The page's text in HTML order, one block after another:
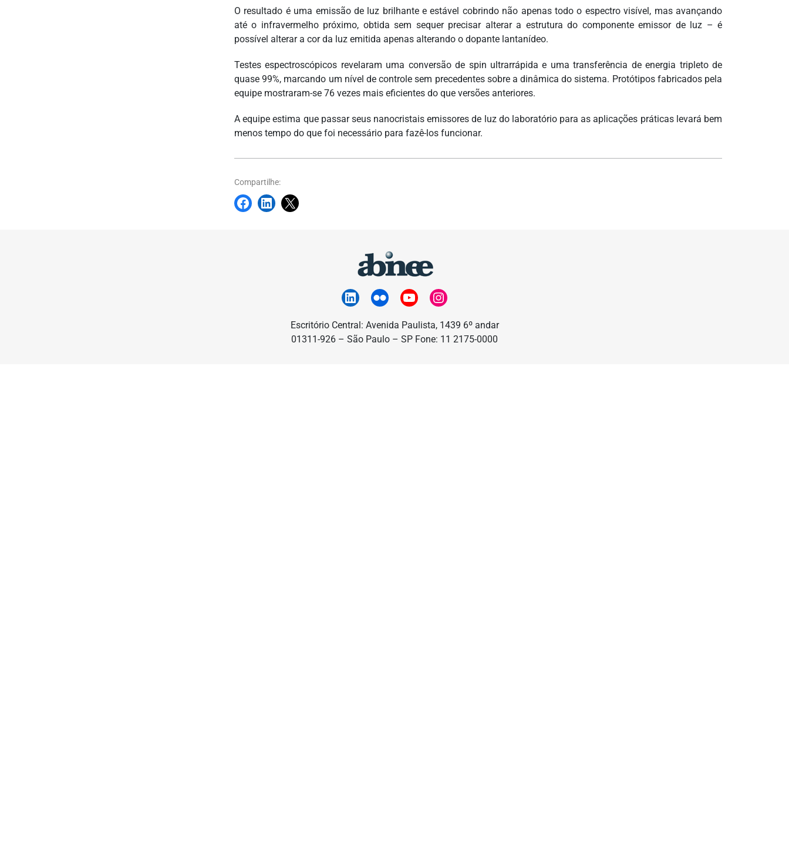
O resultado é uma emissão de luz brilhante e estável cobrindo não apenas todo o espectro visível, mas avançando
até o infravermelho próximo, obtida sem sequer precisar alterar a estrutura do componente emissor de luz – é
possível alterar a cor da luz emitida apenas alterando o dopante lantanídeo.
Testes espectroscópicos revelaram uma conversão de spin ultrarrápida e uma transferência de energia tripleto de
quase 99%, marcando um nível de controle sem precedentes sobre a dinâmica do sistema. Protótipos fabricados pela
equipe mostraram-se 76 vezes mais eficientes do que versões anteriores.
A equipe estima que passar seus nanocristais emissores de luz do laboratório para as aplicações práticas levará bem
menos tempo do que foi necessário para fazê-los funcionar.
Compartilhe:
Escritório Central: Avenida Paulista, 1439 6º andar
01311-926 – São Paulo – SP Fone: 11 2175-0000